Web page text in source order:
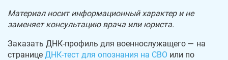
Материал носит информационный характер и не
заменяет консультацию врача или юриста.
Заказать ДНК-профиль для военнослужащего — на
странице ДНК-тест для опознания на СВО или по